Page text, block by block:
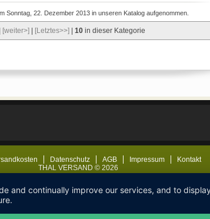
Sonntag, 22. Dezember 2013 in unseren Katalog aufgenommen.
[weiter>] [Letztes>>] 10 in dieser Kategorie
Datenschutz AGB Impressum
Kontakt
THAL VERSAND © 2026
and continually improve our services, and to